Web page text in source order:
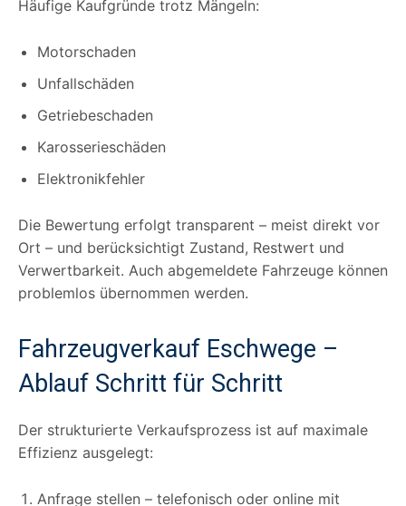
Häufige Kaufgründe trotz Mängeln:
Motorschaden
Unfallschäden
Getriebeschaden
Karosserieschäden
Elektronikfehler
Die Bewertung erfolgt transparent – meist direkt vor
Ort – und berücksichtigt Zustand, Restwert und
Verwertbarkeit. Auch abgemeldete Fahrzeuge können
problemlos übernommen werden.
Fahrzeugverkauf Eschwege –
Ablauf Schritt für Schritt
Der strukturierte Verkaufsprozess ist auf maximale
Effizienz ausgelegt:
Anfrage stellen – telefonisch oder online mit